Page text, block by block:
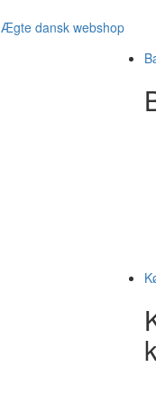
Ægte dansk webshop